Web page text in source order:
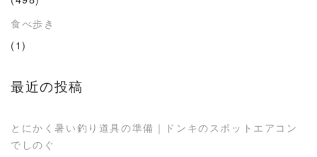
食べ歩き
(1)
最近の投稿
とにかく暑い釣り道具の準備｜ドンキのスポットエアコン
でしのぐ